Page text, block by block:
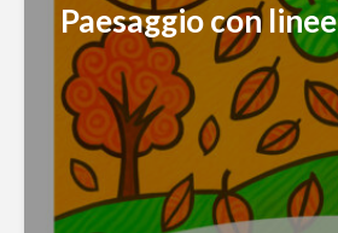
Paesaggio con linee